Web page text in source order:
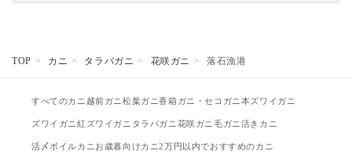
TOP カニ タラバガニ 花咲ガニ 落石漁港
すべてのカニ 越前ガニ松葉ガニ香箱ガニ・セコガニ 本ズワイガニ
ズワイガニ 紅ズワイガニ タラバガニ 花咲ガニ毛ガニ 活きカニ
活〆ボイルカニ お歳暮向けカニ2万円以内でおすすめのカニ